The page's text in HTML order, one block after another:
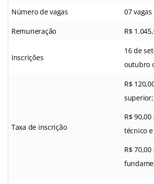
Número de vagas 07 vagas
Remuneração R$
Inscrições
16 de
outubro
Taxa de inscrição
R$
superior;
R$
técnico
R$